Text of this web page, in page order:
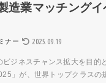
造業マッチングイ
ナー 2025.09.19
ビジネスチャンス拡大を目的
」が、世界トップクラスの